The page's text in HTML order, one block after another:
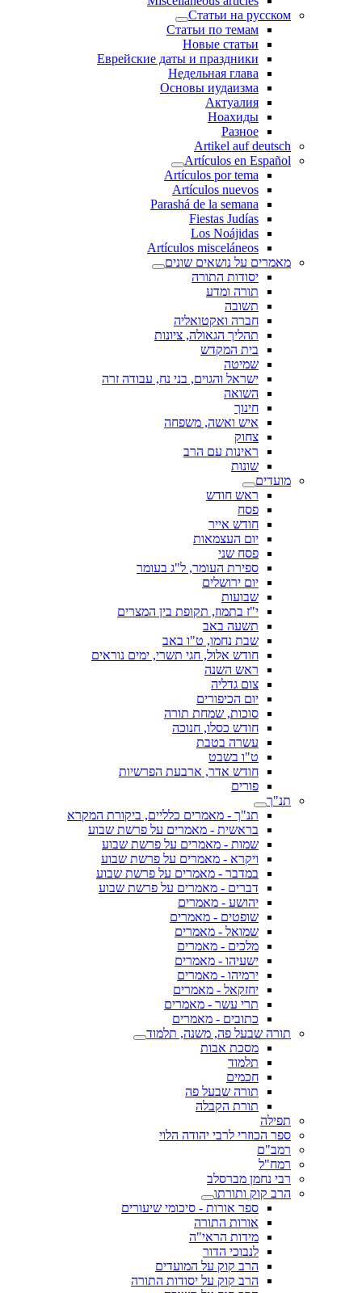
Статьи на русском
Статьи по темам
Новые статьи
Еврейские даты и праздники
Недельная глава
Основы иудаизма
Актуалия
Ноахиды
Разное
Artikel auf deutsch
Artículos en Español
Artículos por tema
Artículos nuevos
Parashá de la semana
Fiestas Judías
Los Noájidas
Artículos misceláneos
מאמרים על נושאים שונים
יסודות התורה
תורה ומדע
תשובה
חברה ואקטואליה
תהליך הגאולה, ציונות
בית המקדש
שמיטה
ישראל והגוים, בני נח, עבודה זרה
השואה
חינוך
איש ואשה, משפחה
צחוק
ראינות עם הרב
שונות
מועדים
ראש חודש
פסח
חודש אייר
יום העצמאות
פסח שני
ספירת העומר, ל"ג בעומר
יום ירושלים
שבועות
י"ז בתמוז, תקופת בין המצרים
תשעה באב
שבת נחמו, ט"ו באב
חודש אלול, חגי תשרי, ימים נוראים
ראש השנה
צום גדליה
יום הכיפורים
סוכות, שמחת תורה
חודש כסלו, חנוכה
עשרה בטבת
ט"ו בשבט
חודש אדר, ארבעת הפרשיות
פורים
תנ"ך
תנ"ך - מאמרים כלליים, ביקורת המקרא
בראשית - מאמרים על פרשת שבוע
שמות - מאמרים על פרשת שבוע
ויקרא - מאמרים על פרשת שבוע
במדבר - מאמרים על פרשת שבוע
דברים - מאמרים על פרשת שבוע
יהושע - מאמרים
שופטים - מאמרים
שמואל - מאמרים
מלכים - מאמרים
ישעיהו - מאמרים
ירמיהו - מאמרים
יחזקאל - מאמרים
תרי עשר - מאמרים
כתובים - מאמרים
תורה שבעל פה, משנה, תלמוד
מסכת אבות
תלמוד
חכמים
תורה שבעל פה
תורת הקבלה
תפילה
ספר הכוזרי לרבי יהודה הלוי
רמב"ם
רמח"ל
רבי נחמן מברסלב
הרב קוק ותורתו
ספר אורות - סיכומי שיעורים
אורות התורה
מידות הראי"ה
לנבוכי הדור
הרב קוק על המועדים
הרב קוק על יסודות התורה